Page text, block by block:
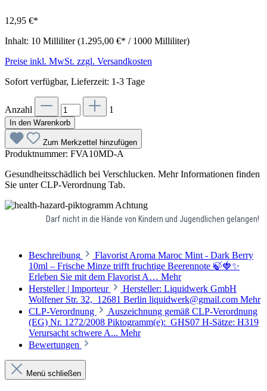
12,95 €*
Inhalt: 10 Milliliter(1.295,00 €* / 1000 Milliliter)
Preise inkl. MwSt. zzgl. Versandkosten
Sofort verfügbar, Lieferzeit: 1-3 Tage
Anzahl 1
In den Warenkorb
Zum Merkzettel hinzufügen
Produktnummer: FVA10MD-A
Gesundheitsschädlich bei Verschlucken. Mehr Informationen finden
Sie unter CLP-Verordnung Tab.
Achtung
Darf nicht in die Hände von Kindern und Jugendlichen gelangen!
Beschreibung
Flavorist Aroma Maroc Mint - Dark Berry
10ml – Frische Minze trifft fruchtige Beerennote 🍃🍓✨
Erleben Sie mit dem Flavorist A… Mehr
Hersteller | Importeur
Hersteller: Liquidwerk GmbH
Wolfener Str. 32, 12681 Berlin liquidwerk@gmail.com Mehr
CLP-Verordnung
Auszeichnung gemäß CLP-Verordnung
(EG) Nr. 1272/2008 Piktogramm(e): GHS07 H-Sätze: H319
Verursacht schwere A... Mehr
Bewertungen
Menü schließen